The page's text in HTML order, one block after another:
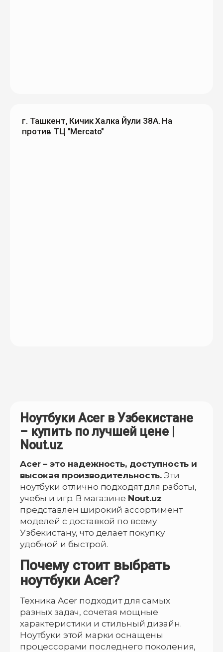
г. Ташкент, Кичик Халка Йули 38А. На
против ТЦ "Mercato"
Ноутбуки Acer в Узбекистане
– купить по лучшей цене |
Nout.uz
Acer – это надежность, доступность и
высокая производительность. Эти
ноутбуки отлично подходят для работы,
учебы и игр. В магазине Nout.uz
представлен широкий ассортимент
моделей с доставкой по всему
Узбекистану, что делает покупку
удобной и быстрой.
Почему стоит выбрать
ноутбуки Acer?
Техника Acer подходит для самых
разных задач, сочетая мощные
характеристики и стильный дизайн.
Ноутбуки этой марки оснащены
процессорами последнего поколения,